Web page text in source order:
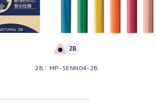
2B
2B：MP-SENN04-2B